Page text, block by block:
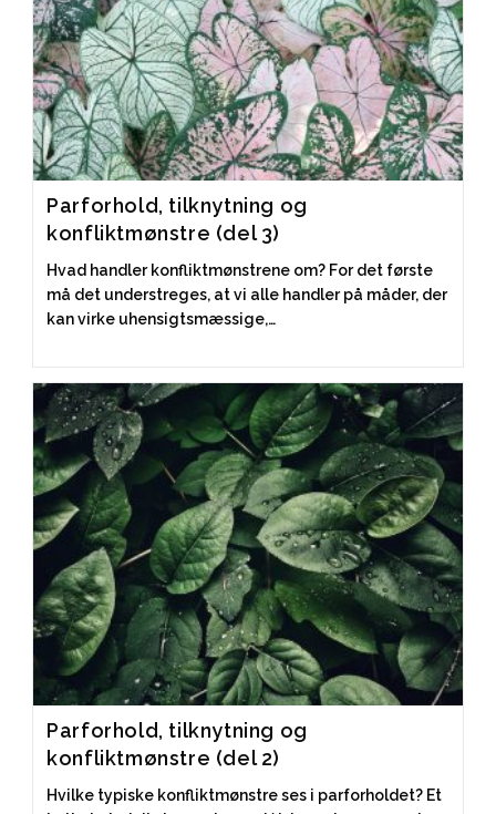
Parforhold, tilknytning og
konfliktmønstre (del 3)
Hvad handler konfliktmønstrene om? For det første
må det understreges, at vi alle handler på måder, der
kan virke uhensigtsmæssige,…
Parforhold, tilknytning og
konfliktmønstre (del 2)
Hvilke typiske konfliktmønstre ses i parforholdet? Et